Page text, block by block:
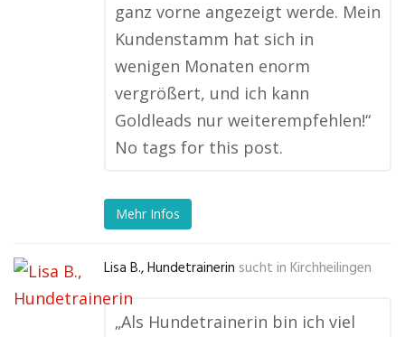
ganz vorne angezeigt werde. Mein
Kundenstamm hat sich in
wenigen Monaten enorm
vergrößert, und ich kann
Goldleads nur weiterempfehlen!“
No tags for this post.
Mehr Infos
Lisa B., Hundetrainerin sucht in Kirchheilingen
„Als Hundetrainerin bin ich viel